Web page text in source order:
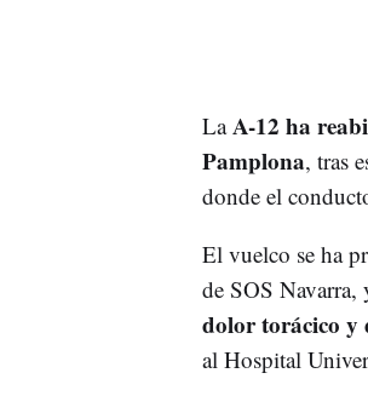
LaA-12 ha
Pamplona, tras
donde el
El vuelco se ha
de SOS
dolor torácico y
al Hospital